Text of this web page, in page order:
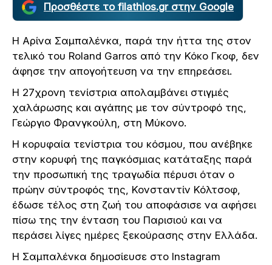
Προσθέστε το filathlos.gr στην Google
Η Αρίνα Σαμπαλένκα, παρά την ήττα της στον
τελικό του Roland Garros από την Κόκο Γκοφ, δεν
άφησε την απογοήτευση να την επηρεάσει.
Η 27χρονη τενίστρια απολαμβάνει στιγμές
χαλάρωσης και αγάπης με τον σύντροφό της,
Γεώργιο Φρανγκούλη, στη Μύκονο.
Η κορυφαία τενίστρια του κόσμου, που ανέβηκε
στην κορυφή της παγκόσμιας κατάταξης παρά
την προσωπική της τραγωδία πέρυσι όταν ο
πρώην σύντροφός της, Κονσταντίν Κόλτσοφ,
έδωσε τέλος στη ζωή του αποφάσισε να αφήσει
πίσω της την ένταση του Παρισιού και να
περάσει λίγες ημέρες ξεκούρασης στην Ελλάδα.
Η Σαμπαλένκα δημοσίευσε στο Instagram